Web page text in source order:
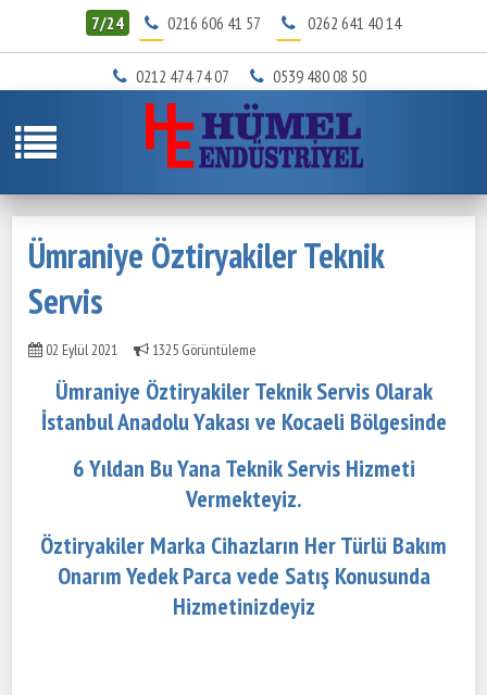
7/24 0216 606 41 57 0262 641 40 14
0212 474 74 07 0539 480 08 50
Ümraniye Öztiryakiler Teknik
Servis
02 Eylül 2021 1325 Görüntüleme
Ümraniye Öztiryakiler Teknik ServisOlarak
İstanbul Anadolu Yakası ve Kocaeli Bölgesinde
6 Yıldan Bu Yana Teknik Servis Hizmeti
Vermekteyiz.
Öztiryakiler Marka Cihazların Her Türlü Bakım
Onarım Yedek Parca vede Satış Konusunda
Hizmetinizdeyiz